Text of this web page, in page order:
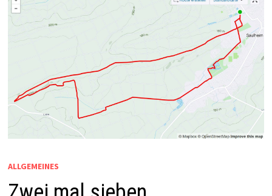
ALLGEMEINES